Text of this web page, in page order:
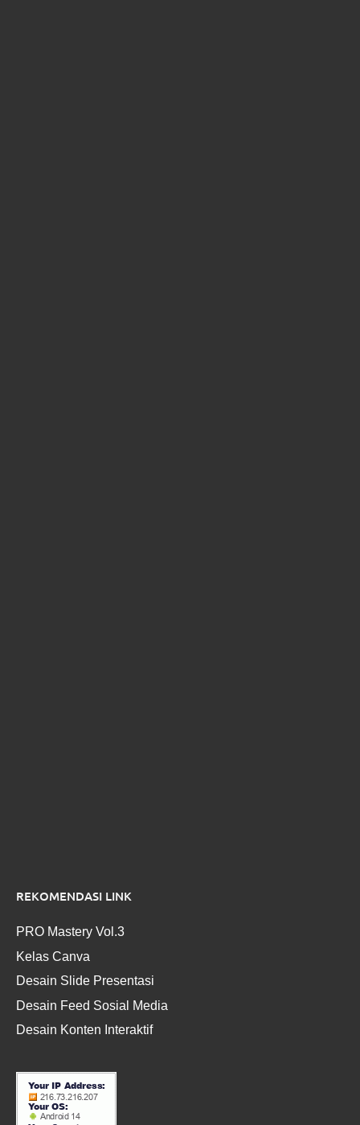
REKOMENDASI LINK
PRO Mastery Vol.3
Kelas Canva
Desain Slide Presentasi
Desain Feed Sosial Media
Desain Konten Interaktif